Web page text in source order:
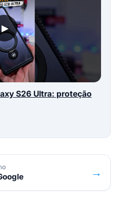
▶
S26 Ultra: proteção
→